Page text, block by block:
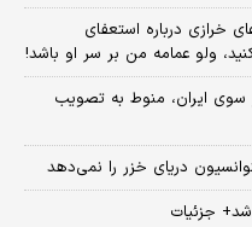
خرازی درباره استعفای
ولو عمامه من بر سر او باشد!
سوی ایران، منوط به تصویب
دریای خزر را نمی‌دهد
جزئیات